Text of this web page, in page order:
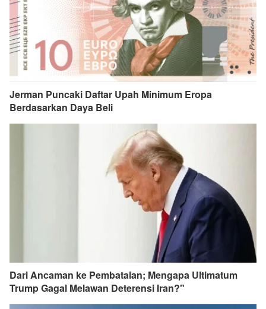
Jerman Puncaki Daftar Upah Minimum Eropa
Berdasarkan Daya Beli
Dari Ancaman ke Pembatalan; Mengapa Ultimatum
Trump Gagal Melawan Deterensi Iran?"